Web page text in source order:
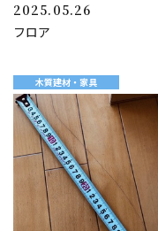
2025.05.26
フロア
木質建材・家具